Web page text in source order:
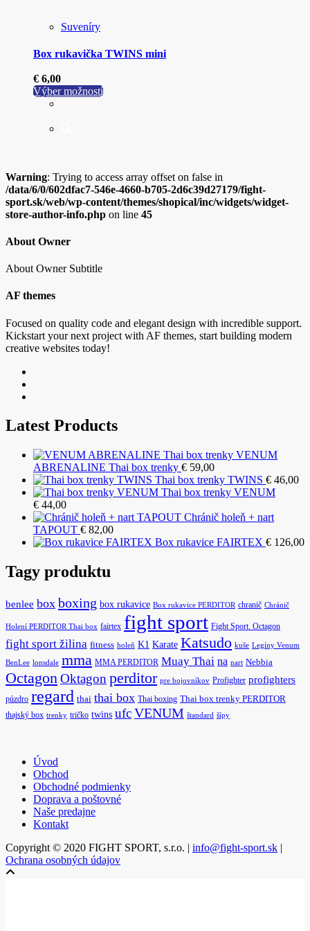
Suveníry
Box rukavička TWINS mini
€ 6,00
Výber možnostíTento
môžete
vybrať
na
stránke
Warning: Trying to access array offset on false in
/data/6/0/602dfac7-546e-4660-b705-2d6c39d27179/fight-
sport.sk/web/wp-content/themes/shopical/inc/widgets/widget-
store-author-info.php on line 45
About Owner
About Owner Subtitle
AF themes
Focused on quality code and elegant design with incredible support.
Kickstart your next project with AF themes, start building modern
creative websites today!
Latest Products
VENUM
ABRENALINE Thai box trenky € 59,00
Thai box trenky TWINS € 46,00
Thai box trenky VENUM
€ 44,00
Chránič holeň + nart
TAPOUT € 82,00
Box rukavice FAIRTEX € 126,00
Tagy produktu
benlee box boxing box rukavice Box rukavice PERDITOR chranič Chránič
Holení PERDITOR Thai box fairtex fight sport Fight Sport. Octagon
fight sport žilina fitness holeň K1 Karate Katsudo kuše Legíny Venum
BenLee lonsdale mma MMA PERDITOR Muay Thai na nart Nebbia
OctagonOktagon perditor pre bojovníkov Profighter profighters
púzdro regard thai thai box Thai boxing Thai box trenky PERDITOR
thajský box trenky tričko twins ufcVENUM štandard šípy
Úvod
Obchod
Obchodné podmienky
Doprava a poštovné
Naše predajne
Kontakt
Copyright © 2020 FIGHT SPORT, s.r.o. | info@fight-sport.sk |
Ochrana osobných údajov